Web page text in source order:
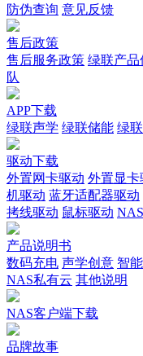
防伪查询 意见反馈
售后政策
售后服务政策 绿联产品
队
APP下载
绿联声学 绿联储能 绿
驱动下载
外置网卡驱动 外置显卡
机驱动 蓝牙适配器驱动
拷线驱动 鼠标驱动
产品说明书
数码充电 声学创意 智
NAS私有云 其他说明
NAS客户端下载
品牌故事